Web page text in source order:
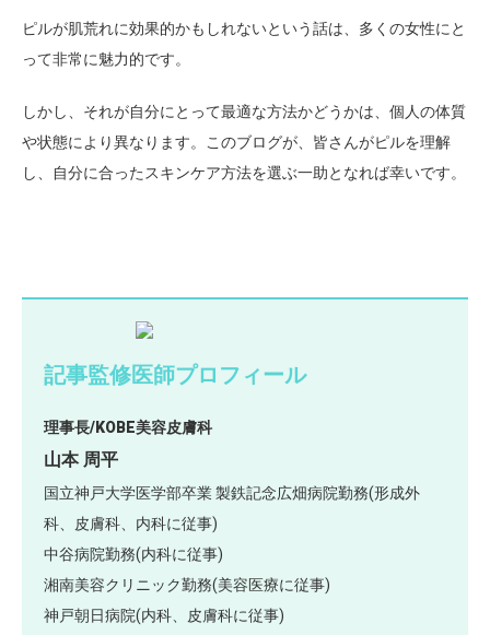
ピルが肌荒れに効果的かもしれないという話は、多くの女性にと
って非常に魅力的です。
しかし、それが自分にとって最適な方法かどうかは、個人の体質
や状態により異なります。このブログが、皆さんがピルを理解
し、自分に合ったスキンケア方法を選ぶ一助となれば幸いです。
記事監修医師プロフィール
理事長/KOBE美容皮膚科
山本 周平
国立神戸大学医学部卒業 製鉄記念広畑病院勤務(形成外
科、皮膚科、内科に従事)
中谷病院勤務(内科に従事)
湘南美容クリニック勤務(美容医療に従事)
神戸朝日病院(内科、皮膚科に従事)